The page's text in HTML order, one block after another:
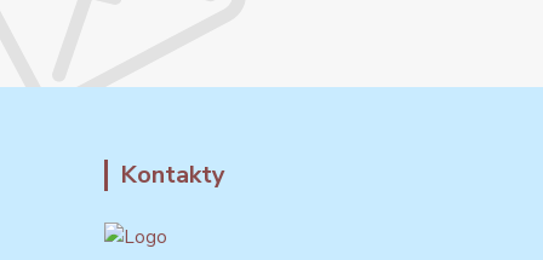
Kontakty